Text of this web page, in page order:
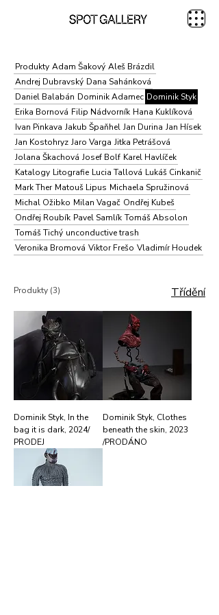
Produkty Adam Šakový Aleš Brázdil
Andrej Dubravský Dana Sahánková
Daniel Balabán Dominik Adamec Dominik Styk
Erika Bornová Filip Nádvorník Hana Kuklíková
Ivan Pinkava Jakub Špaňhel Jan Durina Jan Hísek
Jan Kostohryz Jaro Varga Jitka Petrášová
Jolana Škachová Josef Bolf Karel Havlíček
Katalogy Litografie Lucia Tallová Lukáš Cinkanič
Mark Ther Matouš Lipus Michaela Spružinová
Michal Ožibko Milan Vagač Ondřej Kubeš
Ondřej Roubík Pavel Samlík Tomáš Absolon
Tomáš Tichý unconductive trash
Veronika Bromová Viktor Frešo Vladimír Houdek
Produkty (3) Třídění
Dominik Styk, In the
bag it is dark, 2024/
PRODEJ
Dominik Styk, Clothes
beneath the skin, 2023
/PRODÁNO